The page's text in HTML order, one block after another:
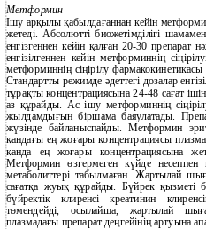
Метформин
Ішу арқылы қабылдағаннан кейін
жетеді. Абсолютті биожетімділігі
енгізгеннен кейін қалған 20-30 препарат
енгізілгеннен кейін метформиннің
метформиннің сіңірілу
Стандартты режимде әдеттегі дозалар
тұрақты концентрациясына 24-48 сағат
аз құрайды. Ас ішу метформиннің
жылдамдығын біршама баяулатады.
жүзінде байланыспайды. Метформин
қандағы ең жоғары концентрациясы
қанда ең жоғары концентрациясына
Метформин өзгермеген күйде
метаболиттері табылмаған. Жартылай
сағатқа жуық құрайды. Бүйрек қызметі
бүйректік клиренсі креатинин
төмендейді, осылайша, жартылай
плазмадағы препарат деңгейінің артуына